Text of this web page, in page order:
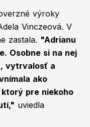
výroky
Vinczeová. V
zastala. "Adrianu
Osobne si na nej
vytrvalosť a
ako
pre niekoho
uviedla